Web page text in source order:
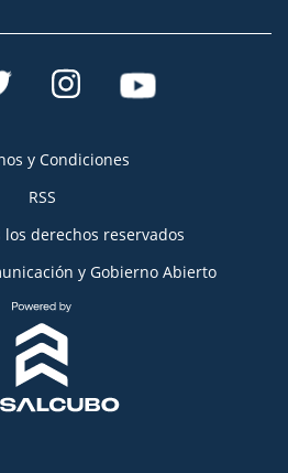
y Condiciones
RSS
derechos reservados
y Gobierno Abierto